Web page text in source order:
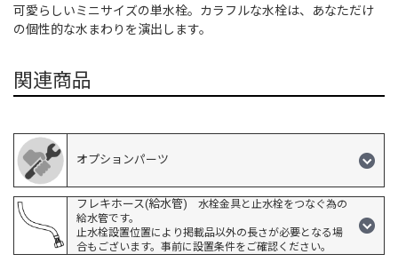
可愛らしいミニサイズの単水栓。カラフルな水栓は、あなただけ
の個性的な水まわりを演出します。
関連商品
オプションパーツ
フレキホース(給水管) 水栓金具と止水栓をつなぐ為の
給水管です。
止水栓設置位置により掲載品以外の長さが必要となる場
合もございます。事前に設置条件をご確認ください。